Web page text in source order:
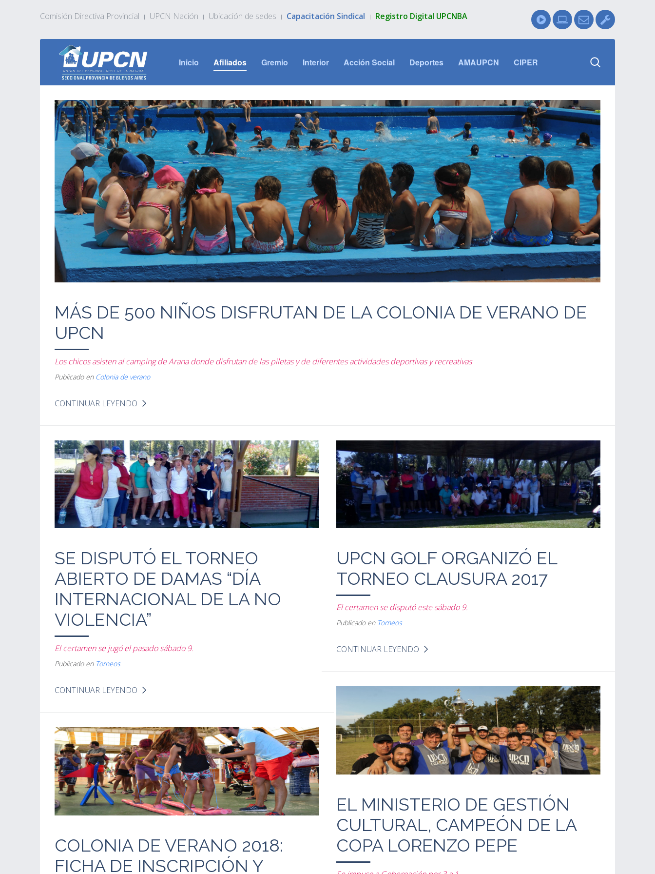
Comisión Directiva Provincial UPCN Nación Ubicación de sedes Capacitación Sindical Registro Digital UPCNBA
Inicio Afiliados Gremio Interior Acción Social Deportes AMAUPCN CIPER
MÁS DE 500 NIÑOS DISFRUTAN DE LA COLONIA DE VERANO DE
UPCN
Los chicos asisten al camping de Arana donde disfrutan de las piletas y de diferentes actividades deportivas y recreativas
Publicado en Colonia de verano
CONTINUAR LEYENDO
SE DISPUTÓ EL TORNEO
ABIERTO DE DAMAS “DÍA
INTERNACIONAL DE LA NO
VIOLENCIA”
El certamen se jugó el pasado sábado 9.
Publicado en Torneos
CONTINUAR LEYENDO
COLONIA DE VERANO 2018:
FICHA DE INSCRIPCIÓN Y
UPCN GOLF ORGANIZÓ EL
TORNEO CLAUSURA 2017
El certamen se disputó este sábado 9.
Publicado en Torneos
CONTINUAR LEYENDO
EL MINISTERIO DE GESTIÓN
CULTURAL, CAMPEÓN DE LA
COPA LORENZO PEPE